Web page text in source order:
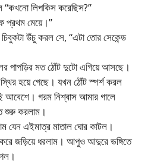
লিপকিস করেছিস?”
প্রথম মেয়ে।”
উঁচু করল সে, “এটা তোর সেকেন্ড
পাপড়ির মত ঠোঁট দুটো এগিয়ে আসছে।
হয়ে গেছে। যখন ঠোঁট স্পর্শ করল
আবেশে। গরম নিশ্বাস আমার গালে
শুরু করলাম।
যেন এইমাত্র মাতাল ঘোর কাটল।
জড়িয়ে ধরলাম। আপুও আদুরে ভঙ্গিতে